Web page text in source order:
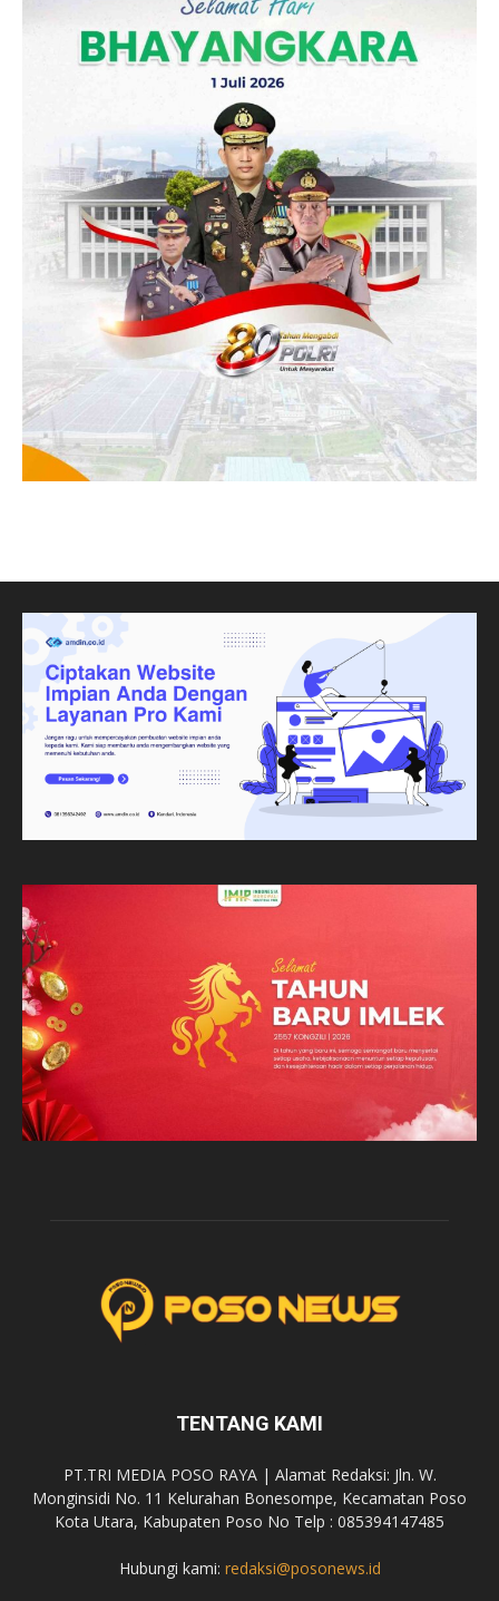
TENTANG KAMI
PT.TRI MEDIA POSO RAYA | Alamat Redaksi: Jln. W.
Monginsidi No. 11 Kelurahan Bonesompe, Kecamatan Poso
Kota Utara, Kabupaten Poso No Telp : 085394147485
Hubungi kami: redaksi@posonews.id